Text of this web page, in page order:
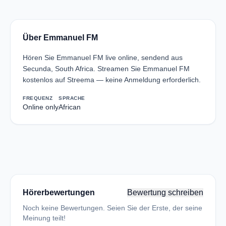
Über Emmanuel FM
Hören Sie Emmanuel FM live online, sendend aus
Secunda, South Africa. Streamen Sie Emmanuel FM
kostenlos auf Streema — keine Anmeldung erforderlich.
FREQUENZ
Online only
SPRACHE
African
Hörerbewertungen Bewertung schreiben
Noch keine Bewertungen. Seien Sie der Erste, der seine
Meinung teilt!